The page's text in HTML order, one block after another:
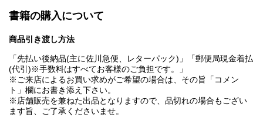
書籍の購入について
商品引き渡し方法
「先払い後納品(主に佐川急便、レターパック)」「郵便局現金着払
(代引)※手数料はすべてお客様のご負担です。」
※ご来店によるお買い求めがご希望の場合は、その旨「コメン
ト」欄にお書き添え下さい。
※店舗販売を兼ねた出品となりますので、品切れの場合もござい
ます旨、ご了承くださいませ。